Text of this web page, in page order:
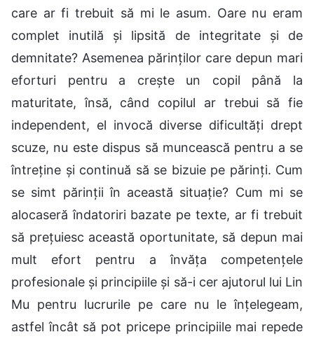
care ar fi trebuit să mi le asum. Oare nu eram
complet inutilă și lipsită de integritate și de
demnitate? Asemenea părinților care depun mari
eforturi pentru a crește un copil până la
maturitate, însă, când copilul ar trebui să fie
independent, el invocă diverse dificultăți drept
scuze, nu este dispus să muncească pentru a se
întreține și continuă să se bizuie pe părinți. Cum
se simt părinții în această situație? Cum mi se
alocaseră îndatoriri bazate pe texte, ar fi trebuit
să prețuiesc această oportunitate, să depun mai
mult efort pentru a învăța competențele
profesionale și principiile și să-i cer ajutorul lui Lin
Mu pentru lucrurile pe care nu le înțelegeam,
astfel încât să pot pricepe principiile mai repede